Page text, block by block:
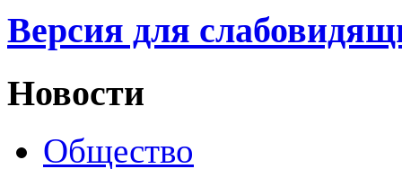
Версия для
Новости
Общество